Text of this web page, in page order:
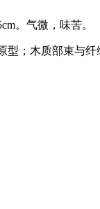
。气微，味苦。
型；木质部束与